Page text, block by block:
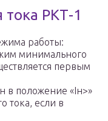
тока РКТ-1
работы:
минимального
первым
в положение «Iн>»
тока, если в